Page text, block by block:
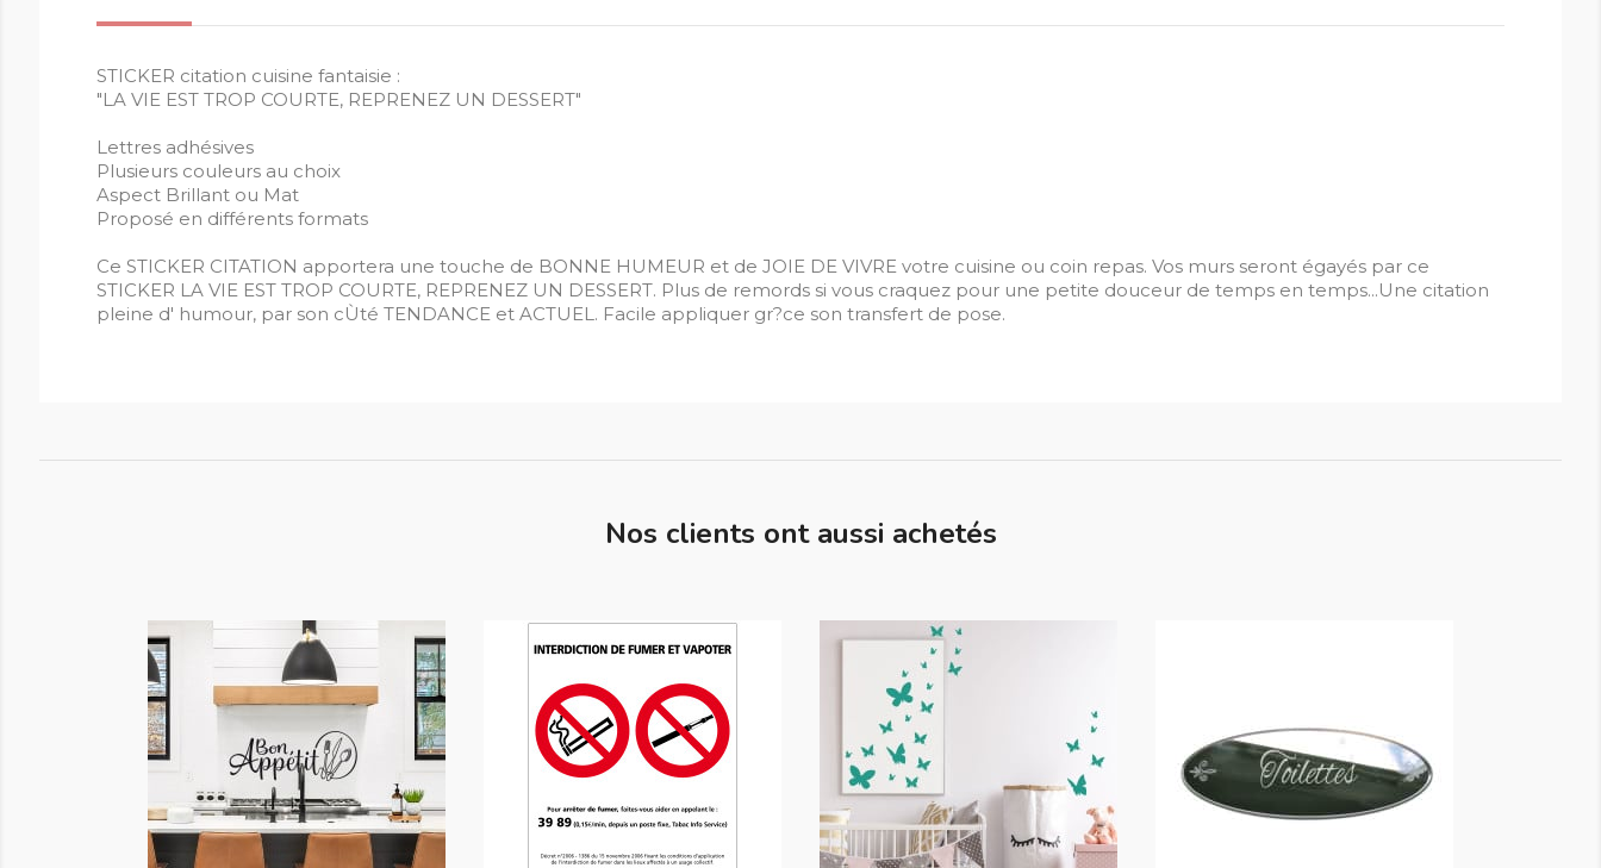
STICKER citation cuisine fantaisie :
"LA VIE EST TROP COURTE, REPRENEZ UN DESSERT"
Lettres adhésives
Plusieurs couleurs au choix
Aspect Brillant ou Mat
Proposé en différents formats
Ce STICKER CITATION apportera une touche de BONNE HUMEUR et de JOIE DE VIVRE votre cuisine ou coin repas. Vos murs seront égayés par ce
STICKER LA VIE EST TROP COURTE, REPRENEZ UN DESSERT. Plus de remords si vous craquez pour une petite douceur de temps en temps...Une citation
pleine d' humour, par son cÙté TENDANCE et ACTUEL. Facile appliquer gr?ce son transfert de pose.
Nos clients ont aussi achetés